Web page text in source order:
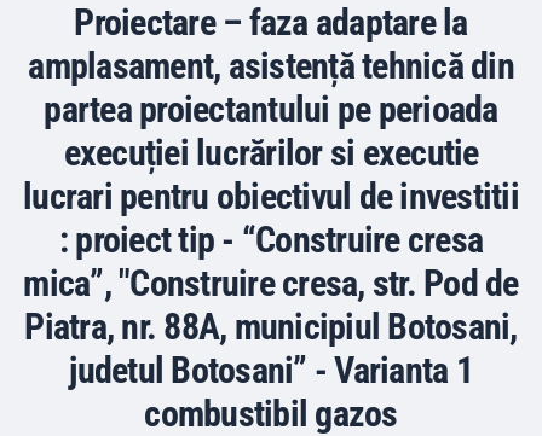
Proiectare – faza adaptare la
amplasament, asistență tehnică din
partea proiectantului pe perioada
execuției lucrărilor si executie
lucrari pentru obiectivul de investitii
: proiect tip - “Construire cresa
mica”, "Construire cresa, str. Pod de
Piatra, nr. 88A, municipiul Botosani,
judetul Botosani” - Varianta 1
combustibil gazos